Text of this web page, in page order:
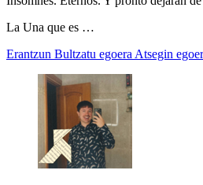
La Una que es …
Erantzun Bultzatu egoera Atsegin